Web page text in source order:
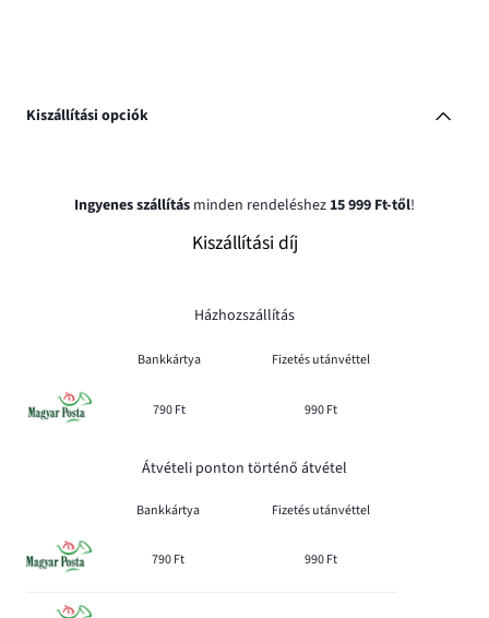
Kiszállítási opciók
Ingyenes szállítás minden rendeléshez 15 999 Ft-től!
Kiszállítási díj
Házhozszállítás
Bankkártya Fizetés utánvéttel
790 Ft 990 Ft
Átvételi ponton történő átvétel
Bankkártya Fizetés utánvéttel
790 Ft 990 Ft